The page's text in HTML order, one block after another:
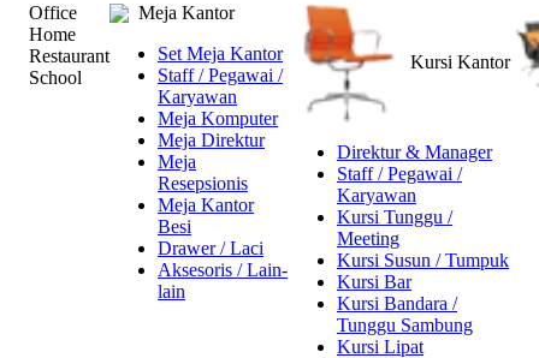
Office
Home
Restaurant
School
Meja Kantor
Set Meja Kantor
Staff / Pegawai /
Karyawan
Meja Komputer
Meja Direktur
Meja
Resepsionis
Meja Kantor
Besi
Drawer / Laci
Aksesoris / Lain-
lain
Kursi Kantor
Direktur & Manager
Staff / Pegawai /
Karyawan
Kursi Tunggu /
Meeting
Kursi Susun / Tumpuk
Kursi Bar
Kursi Bandara /
Tunggu Sambung
Kursi Lipat